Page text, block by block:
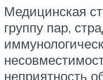
Медицинская
группу пар,
неприятность